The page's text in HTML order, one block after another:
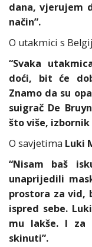
dana, vjerujem
način”.
O utakmici s
“Svaka
doći, bit će
Znamo da su
suigrač De
što više,
O savjetima Luki
“Nisam baš
unaprijedili
prostora za vid,
ispred sebe.
mu lakše. I
skinuti”.